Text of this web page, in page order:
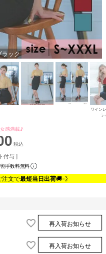
ラック
ワイン
ラ
感満載♪
税込
付与 ]
手数料無料
注文で最短当日出荷🚚💨
再入荷お知らせ
再入荷お知らせ